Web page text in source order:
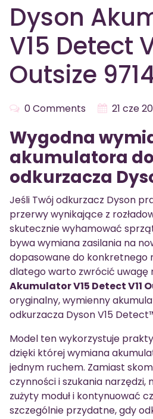
Dyson
V15 Detect
Outsize
0 Comments 21 cze
Wygodna
akumulatora do
odkurzacza
Jeśli Twój odkurzacz Dyson
przerwy wynikające z
skutecznie wyhamować
bywa wymiana zasilania na
dopasowane do konkretnego
dlatego warto zwrócić uwagę
Akumulator V15 Detect V11
oryginalny, wymienny
odkurzacza Dyson V15
Model ten wykorzystuje
dzięki której wymiana
jednym ruchem. Zamiast
czynności i szukania narzędzi,
zużyty moduł i kontynuować
szczególnie przydatne, gdy